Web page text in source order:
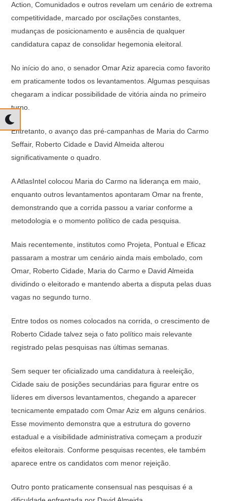
Action, Comunidados e outros revelam um cenário de extrema
competitividade, marcado por oscilações constantes,
mudanças de posicionamento e ausência de qualquer
candidatura capaz de consolidar hegemonia eleitoral.
No início do ano, o senador Omar Aziz aparecia como favorito
em praticamente todos os levantamentos. Algumas pesquisas
chegaram a indicar possibilidade de vitória ainda no primeiro
turno.
Entretanto, o avanço das pré-campanhas de Maria do Carmo
Seffair, Roberto Cidade e David Almeida alterou
significativamente o quadro.
A AtlasIntel colocou Maria do Carmo na liderança em maio,
enquanto outros levantamentos apontaram Omar na frente,
demonstrando que a corrida passou a variar conforme a
metodologia e o momento político de cada pesquisa.
Mais recentemente, institutos como Projeta, Pontual e Eficaz
passaram a mostrar um cenário ainda mais embolado, com
Omar, Roberto Cidade, Maria do Carmo e David Almeida
dividindo o eleitorado e mantendo aberta a disputa pelas duas
vagas no segundo turno.
Entre todos os nomes colocados na corrida, o crescimento de
Roberto Cidade talvez seja o fato político mais relevante
registrado pelas pesquisas nas últimas semanas.
Sem sequer ter oficializado uma candidatura à reeleição,
Cidade saiu de posições secundárias para figurar entre os
líderes em diversos levantamentos, chegando a aparecer
tecnicamente empatado com Omar Aziz em alguns cenários.
Esse movimento demonstra que a estrutura do governo
estadual e a visibilidade administrativa começam a produzir
efeitos eleitorais. Conforme pesquisas recentes, ele também
aparece entre os candidatos com menor rejeição.
Outro ponto praticamente consensual nas pesquisas é a